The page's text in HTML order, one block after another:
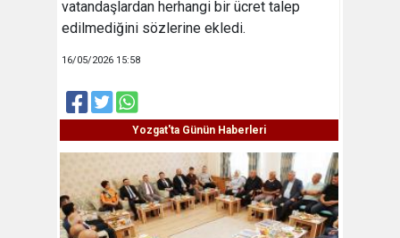
vatandaşlardan herhangi bir ücret talep
edilmediğini sözlerine ekledi.
16/05/2026 15:58
Yozgat'ta Günün Haberleri